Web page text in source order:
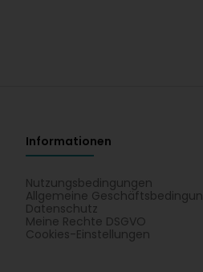
Informationen
Nutzungsbedingungen
Allgemeine
Datenschutz
Meine Rechte DSGVO
Cookies-Einstellungen